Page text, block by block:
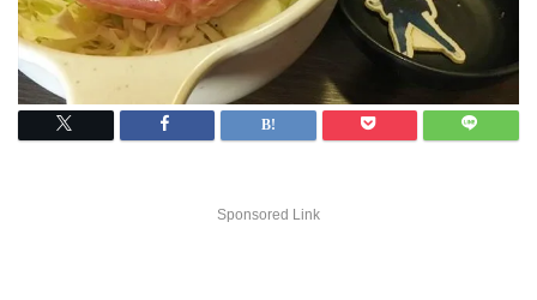
Sponsored Link